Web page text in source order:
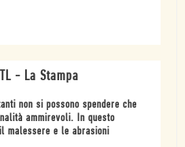
- La Stampa
non si possono spendere che
ammirevoli. In questo
malessere e le abrasioni